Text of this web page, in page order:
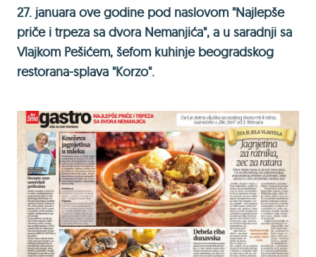
27. januara ove godine pod naslovom "Najlepše
priče i trpeza sa dvora Nemanjića", a u saradnji sa
Vlajkom Pešićem, šefom kuhinje beogradskog
restorana-splava "Korzo".